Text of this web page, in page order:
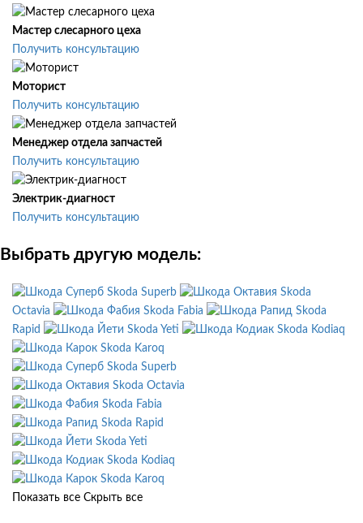
Мастер слесарного цеха
Получить консультацию
Моторист
Получить консультацию
Менеджер отдела запчастей
Получить консультацию
Электрик-диагност
Получить консультацию
Выбрать другую модель:
Skoda Superb
Skoda
Octavia
Skoda Fabia
Skoda
Rapid
Skoda Yeti
Skoda Kodiaq
Skoda Karoq
Skoda Superb
Skoda Octavia
Skoda Fabia
Skoda Rapid
Skoda Yeti
Skoda Kodiaq
Skoda Karoq
Показать все Скрыть все